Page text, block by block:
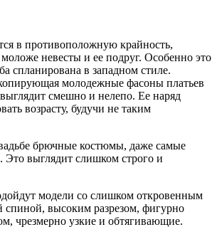
в противоположную крайность,
моложе невесты и ее подруг. Особенно это
спланирована в западном стиле.
молодежные фасоны платьев
смешно и нелепо. Ее наряд
возрасту, будучи не таким
брючные костюмы, даже самые
выглядит слишком строго и
модели со слишком откровенным
спиной, высоким разрезом, фигурно
чрезмерно узкие и обтягивающие.